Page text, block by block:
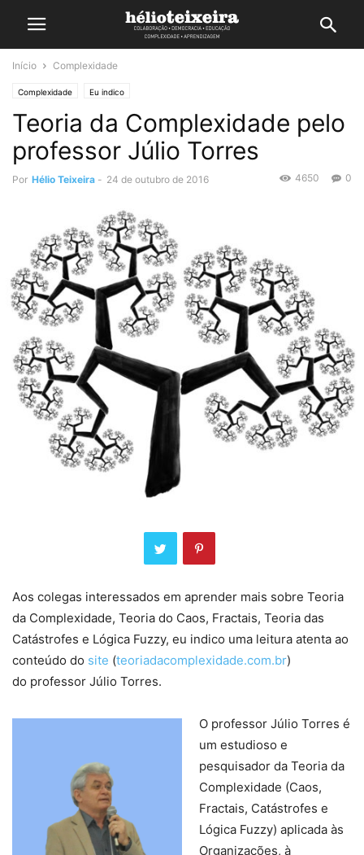
Início Complexidade
Complexidade Eu indico
Teoria da Complexidade pelo
professor Júlio Torres
Por Hélio Teixeira - 24 de outubro de 2016 0
4650
Aos colegas interessados em aprender mais sobre Teoria
da Complexidade, Teoria do Caos, Fractais, Teoria das
Catástrofes e Lógica Fuzzy, eu indico uma leitura atenta ao
conteúdo do site (teoriadacomplexidade.com.br)
do professor Júlio Torres.
O professor Júlio Torres é
um estudioso e
pesquisador da Teoria da
Complexidade (Caos,
Fractais, Catástrofes e
Lógica Fuzzy) aplicada às
Organizações, à